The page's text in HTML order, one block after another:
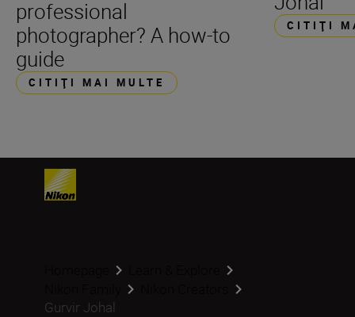
professional
photographer? A how-to
guide
CITIŢI MAI MULTE
CITIŢI
Gurvir Johal